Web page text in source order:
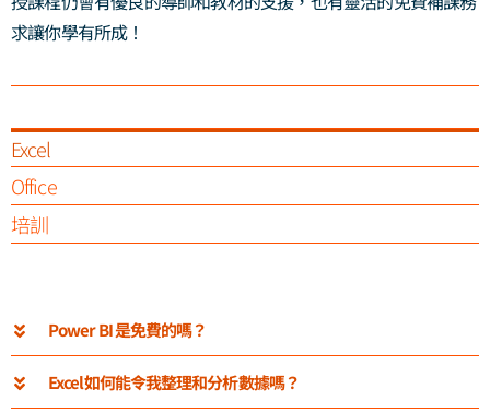
求讓你學有所成！
Excel
Office
培訓
Power BI 是免費的嗎？
Excel如何能令我整理和分析數據嗎？